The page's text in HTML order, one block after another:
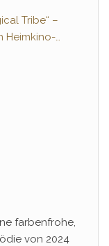
Tribe“ –
Heimkino-
farbenfrohe,
von 2024